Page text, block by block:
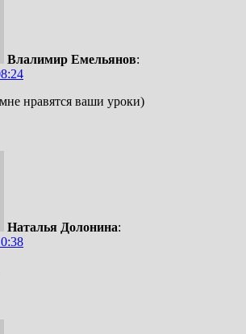
Влалимир Емельянов:
нравятся ваши уроки)
Наталья Долонина: